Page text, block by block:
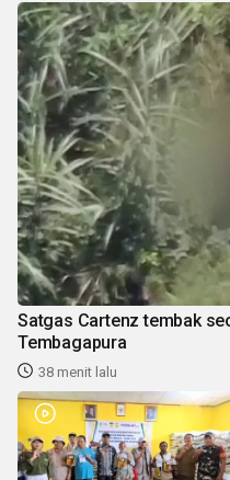
Satgas Cartenz tembak
Tembagapura
38 menit lalu